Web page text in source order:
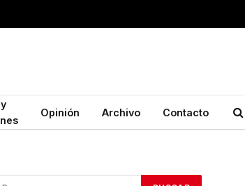
Opinión Archivo Contacto